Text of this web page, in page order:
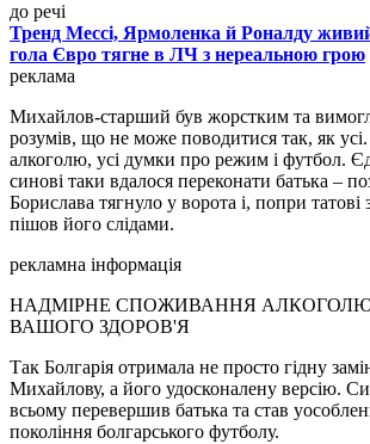
до речі
Тренд Мессі, Ярмоленка й Роналду
гола Євро тягне в ЛЧ з нереальною грою
реклама
Михайлов-старший був жорстким та
розумів, що не може поводитися так, як
алкоголю, усі думки про режим і футбол.
синові таки вдалося переконати батька –
Борислава тягнуло у ворота і, попри татові
пішов його слідами.
рекламна інформація
НАДМІРНЕ СПОЖИВАННЯ
ВАШОГО ЗДОРОВ'Я
Так Болгарія отримала не просто гідну
Михайлову, а його удосконалену версію.
всьому перевершив батька та став
покоління болгарського футболу.